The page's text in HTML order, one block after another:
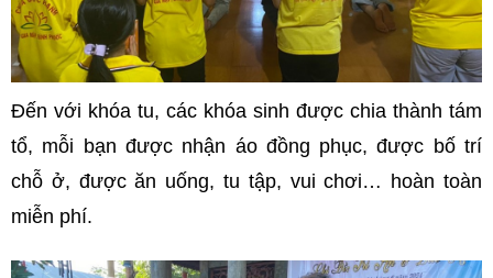
Đến với khóa tu, các khóa sinh được chia thành tám
tổ, mỗi bạn được nhận áo đồng phục, được bố trí
chỗ ở, được ăn uống, tu tập, vui chơi… hoàn toàn
miễn phí.